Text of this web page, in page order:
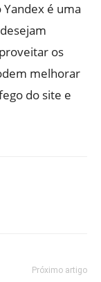
é uma
os
melhorar
do site e
Próximo artigo